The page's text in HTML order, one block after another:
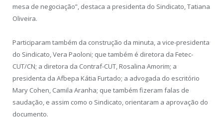
mesa de negociação”, destaca a presidenta do Sindicato, Tatiana
Oliveira.
Participaram também da construção da minuta, a vice-presidenta
do Sindicato, Vera Paoloni; que também é diretora da Fetec-
CUT/CN; a diretora da Contraf-CUT, Rosalina Amorim; a
presidenta da Afbepa Kátia Furtado; a advogada do escritório
Mary Cohen, Camila Aranha; que também fizeram falas de
saudação, e assim como o Sindicato, orientaram a aprovação do
documento.